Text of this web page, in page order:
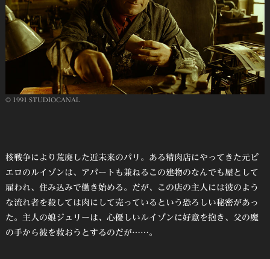
© 1991 STUDIOCANAL
核戦争により荒廃した近未来のパリ。ある精肉店にやってきた元ピ
エロのルイゾンは、アパートも兼ねるこの建物のなんでも屋として
雇われ、住み込みで働き始める。だが、この店の主人には彼のよう
な流れ者を殺しては肉にして売っているという恐ろしい秘密があっ
た。主人の娘ジュリーは、心優しいルイゾンに好意を抱き、父の魔
の手から彼を救おうとするのだが……。